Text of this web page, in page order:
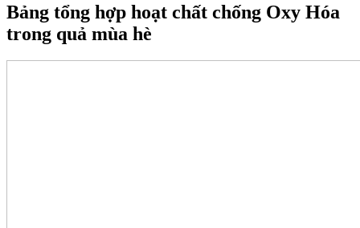
Bảng tổng hợp hoạt chất chống Oxy Hóa
trong quả mùa hè